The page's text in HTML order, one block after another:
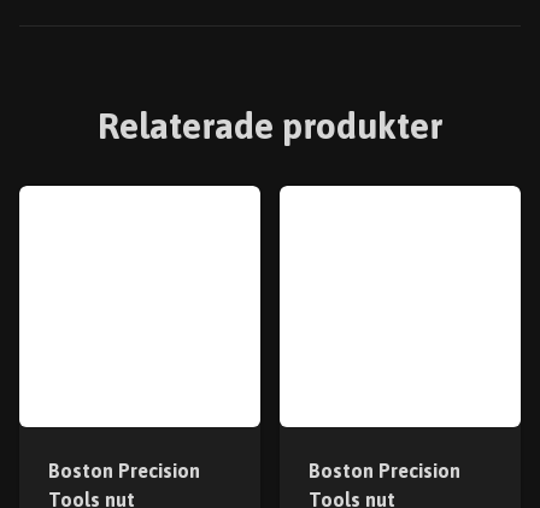
Relaterade produkter
Boston Precision
Tools nut
Boston Precision
Tools nut